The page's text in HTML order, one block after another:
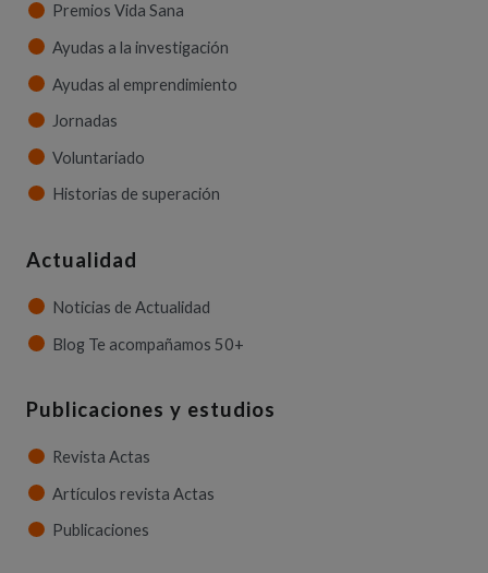
Premios Vida Sana
Ayudas a la investigación
Ayudas al emprendimiento
Jornadas
Voluntariado
Historias de superación
Actualidad
Noticias de Actualidad
Blog Te acompañamos 50+
Publicaciones y estudios
Revista Actas
Artículos revista Actas
Publicaciones